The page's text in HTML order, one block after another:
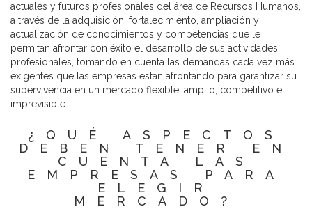
actuales y futuros profesionales del área de Recursos Humanos,
a través de la adquisición, fortalecimiento, ampliación y
actualización de conocimientos y competencias que le
permitan afrontar con éxito el desarrollo de sus actividades
profesionales, tomando en cuenta las demandas cada vez más
exigentes que las empresas están afrontando para garantizar su
supervivencia en un mercado flexible, amplio, competitivo e
imprevisible.
¿QUÉ ASPECTOS
DEBEN TENER EN
CUENTA LAS
EMPRESAS PARA
ELEGIR
MERCADO?